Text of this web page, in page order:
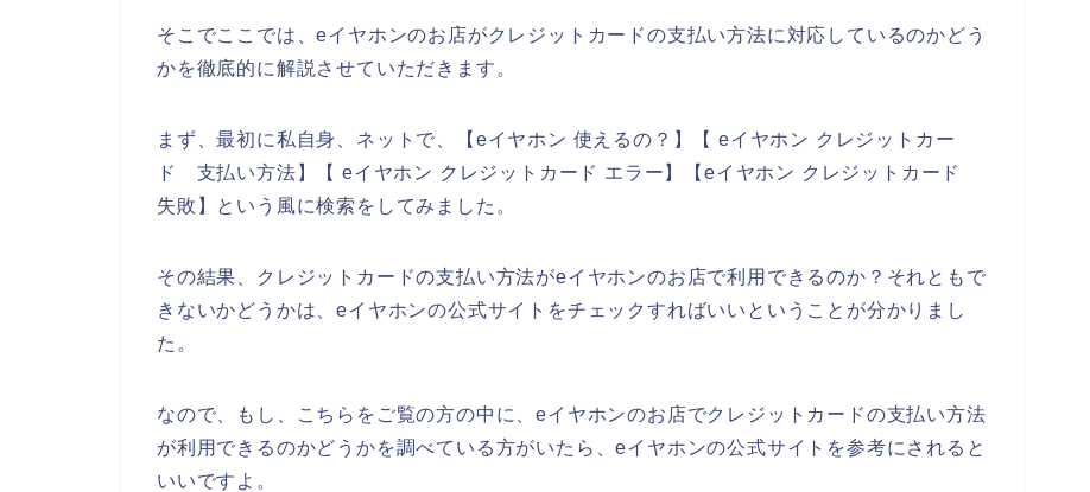
そこでここでは、eイヤホンのお店がクレジットカードの支払い方法に対応しているのかどう
かを徹底的に解説させていただきます。
まず、最初に私自身、ネットで、【eイヤホン 使えるの？】【 eイヤホン クレジットカー
ド 支払い方法】【 eイヤホン クレジットカード エラー】【eイヤホン クレジットカード
失敗】という風に検索をしてみました。
その結果、クレジットカードの支払い方法がeイヤホンのお店で利用できるのか？それともで
きないかどうかは、eイヤホンの公式サイトをチェックすればいいということが分かりまし
た。
なので、もし、こちらをご覧の方の中に、eイヤホンのお店でクレジットカードの支払い方法
が利用できるのかどうかを調べている方がいたら、eイヤホンの公式サイトを参考にされると
いいですよ。